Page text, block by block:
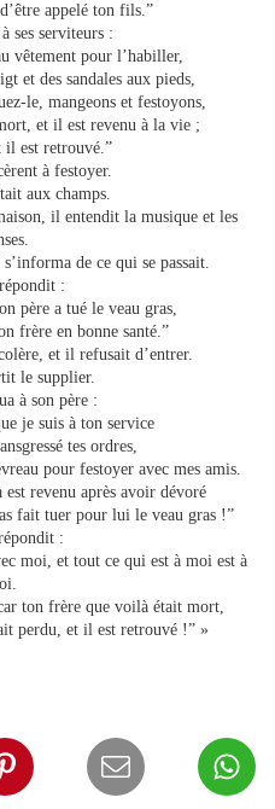
appelé ton fils.”
ses serviteurs :
vêtement pour l’habiller,
et des sandales aux pieds,
le, mangeons et festoyons,
et il est revenu à la vie ;
est retrouvé.”
à festoyer.
aux champs.
il entendit la musique et les
de ce qui se passait.
:
père a tué le veau gras,
frère en bonne santé.”
et il refusait d’entrer.
le supplier.
à son père :
je suis à ton service
tes ordres,
pour festoyer avec mes amis.
revenu après avoir dévoré
fait tuer pour lui le veau gras !”
:
moi, et tout ce qui est à moi est à
ton frère que voilà était mort,
perdu, et il est retrouvé !” »